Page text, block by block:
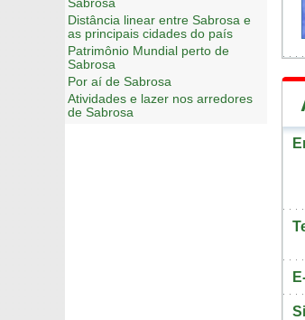
Sabrosa
Distância linear entre Sabrosa e
as principais cidades do país
Patrimônio Mundial perto de
Sabrosa
Por aí de Sabrosa
Atividades e lazer nos arredores
de Sabrosa